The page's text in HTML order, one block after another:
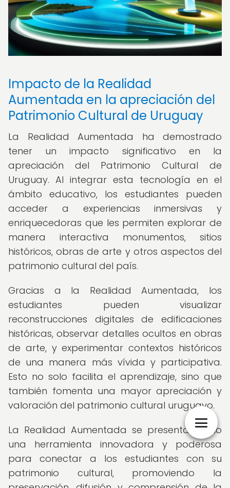
Impacto de la Realidad
Aumentada en la apreciación del
Patrimonio Cultural de Uruguay
La Realidad Aumentada ha demostrado
tener un impacto significativo en la
apreciación del Patrimonio Cultural de
Uruguay. Al integrar esta tecnología en el
ámbito educativo, los estudiantes pueden
acceder a experiencias inmersivas y
enriquecedoras que les permiten explorar de
manera interactiva monumentos, sitios
históricos, obras de arte y otros aspectos del
patrimonio cultural del país.
Gracias a la Realidad Aumentada, los
estudiantes pueden visualizar
reconstrucciones digitales de edificaciones
históricas, observar detalles ocultos en obras
de arte, y experimentar contextos históricos
de una manera más vívida y participativa.
Esto no solo facilita el aprendizaje, sino que
también fomenta una mayor apreciación y
valoración del patrimonio cultural uruguayo.
La Realidad Aumentada se presenta como
una herramienta innovadora y poderosa
para conectar a los estudiantes con su
patrimonio cultural, promoviendo la